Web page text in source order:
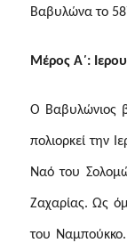
Βαβυλώνα το
Μέρος Α΄:
Ο Βαβυλώνιος
πολιορκεί την
Ναό του
Ζαχαρίας. Ως
του Ναμπούκκο.